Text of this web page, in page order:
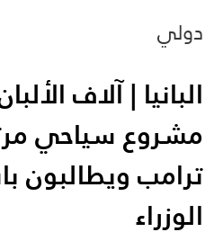
دولي
البانيا | آلاف
مشروع سياحي
ترامب ويطالبون
الوزراء